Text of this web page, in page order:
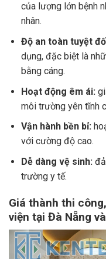
của lượng lớn bệnh
nhân.
Độ an toàn tuyệt
dụng, đặc biệt là
bằng cáng.
Hoạt động êm ái:
môi trường yên tĩnh
Vận hành bền bỉ:
với cường độ cao.
Dễ dàng vệ sinh:
trường y tế.
Giá thành thi
viện tại Đà Nẵng